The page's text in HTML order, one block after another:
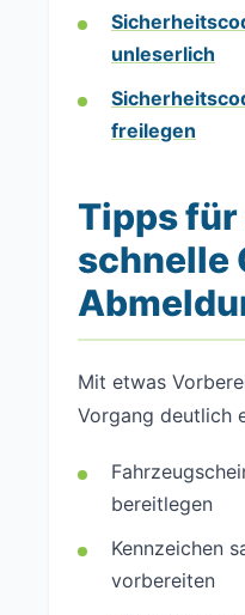
unleserlich
freilegen
Tipps für
schnelle
Mit etwas
Vorgang deutlich
bereitlegen
Kennzeichen
vorbereiten